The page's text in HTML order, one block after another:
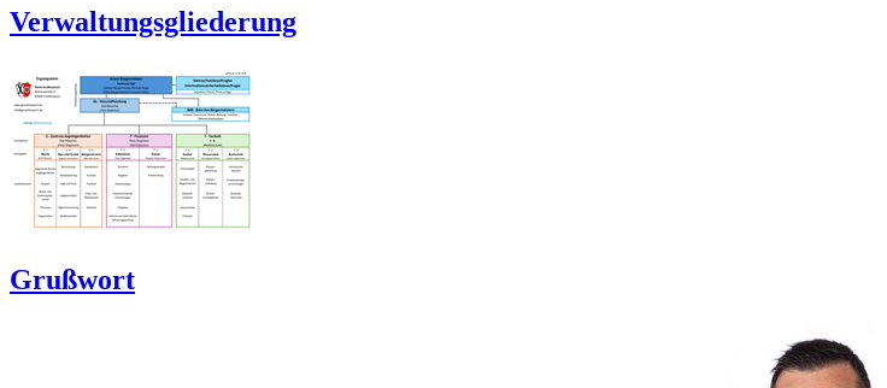
Verwaltungsgliederung
Grußwort